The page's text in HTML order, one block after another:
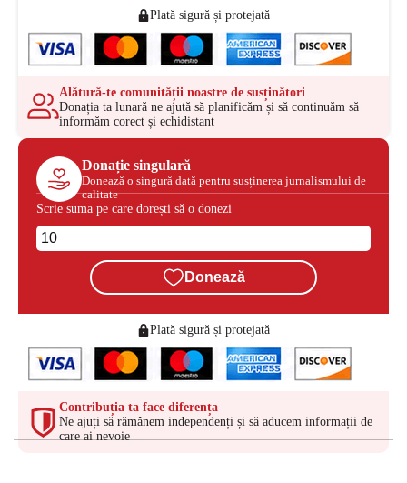
Plată sigură și protejată
Alătură-te comunității noastre de susținători
Donația ta lunară ne ajută să planificăm și să continuăm să
informăm corect și echidistant
Donație singulară
Donează o singură dată pentru susținerea jurnalismului de
calitate
Scrie suma pe care dorești să o donezi
Donează
Plată sigură și protejată
Contribuția ta face diferența
Ne ajuți să rămânem independenți și să aducem informații de
care ai nevoie